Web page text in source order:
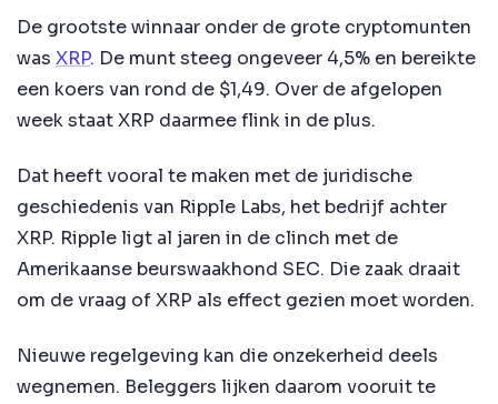
De grootste winnaar onder de grote cryptomunten
was XRP. De munt steeg ongeveer 4,5% en bereikte
een koers van rond de $1,49. Over de afgelopen
week staat XRP daarmee flink in de plus.
Dat heeft vooral te maken met de juridische
geschiedenis van Ripple Labs, het bedrijf achter
XRP. Ripple ligt al jaren in de clinch met de
Amerikaanse beurswaakhond SEC. Die zaak draait
om de vraag of XRP als effect gezien moet worden.
Nieuwe regelgeving kan die onzekerheid deels
wegnemen. Beleggers lijken daarom vooruit te